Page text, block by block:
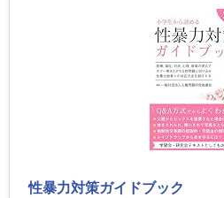
性暴力対策ガイドブック